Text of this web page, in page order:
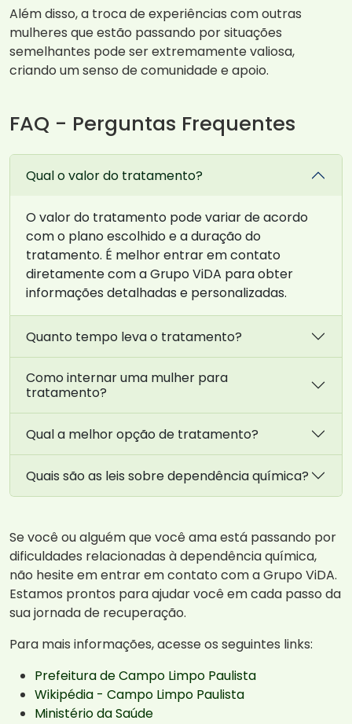
Além disso, a troca de experiências com outras
mulheres que estão passando por situações
semelhantes pode ser extremamente valiosa,
criando um senso de comunidade e apoio.
FAQ - Perguntas Frequentes
Qual o valor do tratamento?
O valor do tratamento pode variar de acordo
com o plano escolhido e a duração do
tratamento. É melhor entrar em contato
diretamente com a Grupo ViDA para obter
informações detalhadas e personalizadas.
Quanto tempo leva o tratamento?
Como internar uma mulher para
tratamento?
Qual a melhor opção de tratamento?
Quais são as leis sobre dependência química?
Se você ou alguém que você ama está passando por
dificuldades relacionadas à dependência química,
não hesite em entrar em contato com a Grupo ViDA.
Estamos prontos para ajudar você em cada passo da
sua jornada de recuperação.
Para mais informações, acesse os seguintes links:
Prefeitura de Campo Limpo Paulista
Wikipédia - Campo Limpo Paulista
Ministério da Saúde